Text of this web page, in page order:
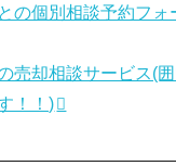
の個別相談予約フォ
売却相談サービス(囲
！！)